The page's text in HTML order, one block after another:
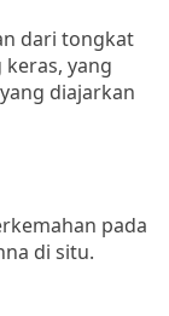
dari tongkat
yang
diajarkan
pada
di situ.